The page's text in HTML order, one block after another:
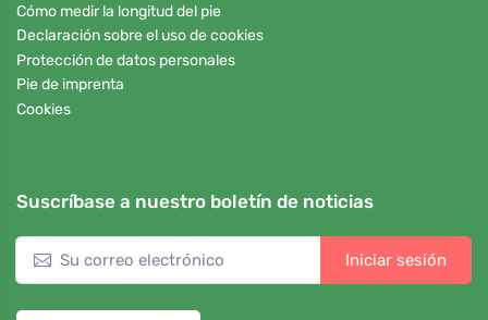
Cómo medir la longitud del pie
Declaración sobre el uso de cookies
Protección de datos personales
Pie de imprenta
Cookies
Suscríbase a nuestro boletín de noticias
Iniciar sesión